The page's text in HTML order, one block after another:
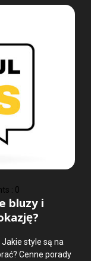
: 0
bluzy i
style są na
Cenne porady